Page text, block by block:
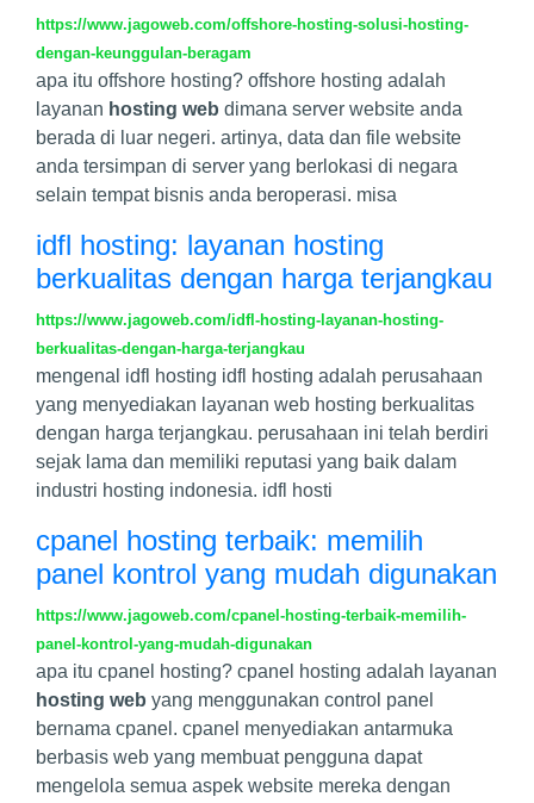
https://www.jagoweb.com/offshore-hosting-solusi-hosting-
dengan-keunggulan-beragam
apa itu offshore hosting? offshore hosting adalah
layanan hosting web dimana server website anda
berada di luar negeri. artinya, data dan file website
anda tersimpan di server yang berlokasi di negara
selain tempat bisnis anda beroperasi. misa
idfl hosting: layanan hosting
berkualitas dengan harga terjangkau
https://www.jagoweb.com/idfl-hosting-layanan-hosting-
berkualitas-dengan-harga-terjangkau
mengenal idfl hosting idfl hosting adalah perusahaan
yang menyediakan layanan web hosting berkualitas
dengan harga terjangkau. perusahaan ini telah berdiri
sejak lama dan memiliki reputasi yang baik dalam
industri hosting indonesia. idfl hosti
cpanel hosting terbaik: memilih
panel kontrol yang mudah digunakan
https://www.jagoweb.com/cpanel-hosting-terbaik-memilih-
panel-kontrol-yang-mudah-digunakan
apa itu cpanel hosting? cpanel hosting adalah layanan
hosting web yang menggunakan control panel
bernama cpanel. cpanel menyediakan antarmuka
berbasis web yang membuat pengguna dapat
mengelola semua aspek website mereka dengan